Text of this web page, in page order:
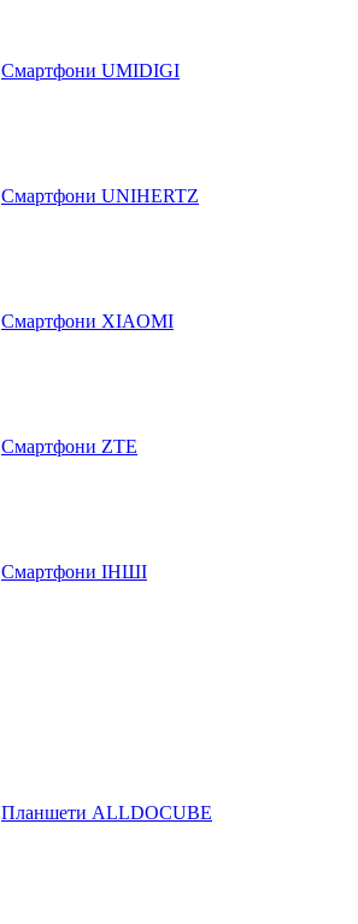
Смартфони UMIDIGI
Смартфони UNIHERTZ
Смартфони XIAOMI
Смартфони ZTE
Смартфони ІНШІ
Планшети ALLDOCUBE